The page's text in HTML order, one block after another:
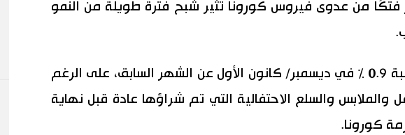
فتكًا من عدوى فيروس كورونا تثير شبح فترة طويلة من النمو
ارتفع إنفاق الأسر بنسبة 0.9 ٪ في ديسمبر/ كانون الأول عن الشهر السابق، على الرغم
والملابس والسلع الاحتفالية التي تم شراؤها عادة قبل نهاية
كورونا.